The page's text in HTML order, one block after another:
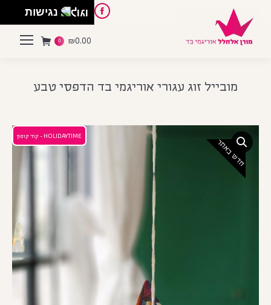
Facebook
Pinterest
Instagram
English
₪0.00
0
מובייל זוג עגורי אוריגמי בד הדפסי טבע
חדש באתר
HOLIDAYTIME - קוד קופון
נגישות